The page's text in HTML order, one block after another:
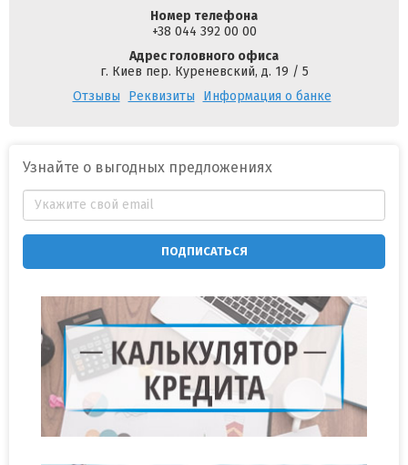
Номер телефона
+38 044 392 00 00
Адрес головного офиса
г. Киев пер. Куреневский, д. 19 / 5
Отзывы
Реквизиты Информация о банке
Узнайте о выгодных предложениях
ПОДПИСАТЬСЯ